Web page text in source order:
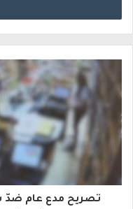
خ
ر
ي
د
ا
تصريح مدع عام